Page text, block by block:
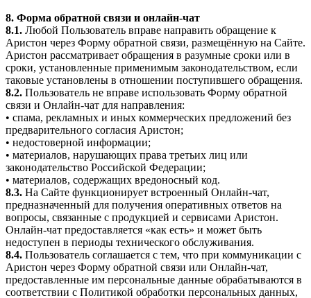
8. Форма обратной связи и онлайн-чат
8.1. Любой Пользователь вправе направить обращение к
Аристон через Форму обратной связи, размещённую на Сайте.
Аристон рассматривает обращения в разумные сроки или в
сроки, установленные применимым законодательством, если
таковые установлены в отношении поступившего обращения.
8.2. Пользователь не вправе использовать Форму обратной
связи и Онлайн-чат для направления:
• спама, рекламных и иных коммерческих предложений без
предварительного согласия Аристон;
• недостоверной информации;
• материалов, нарушающих права третьих лиц или
законодательство Российской Федерации;
• материалов, содержащих вредоносный код.
8.3. На Сайте функционирует встроенный Онлайн-чат,
предназначенный для получения оперативных ответов на
вопросы, связанные с продукцией и сервисами Аристон.
Онлайн-чат предоставляется «как есть» и может быть
недоступен в периоды технического обслуживания.
8.4. Пользователь соглашается с тем, что при коммуникации с
Аристон через Форму обратной связи или Онлайн-чат,
предоставленные им персональные данные обрабатываются в
соответствии с Политикой обработки персональных данных,